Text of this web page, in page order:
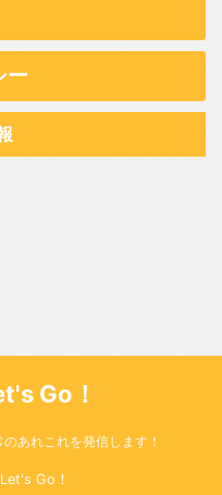
ー
あれこれを発信します！
Go！